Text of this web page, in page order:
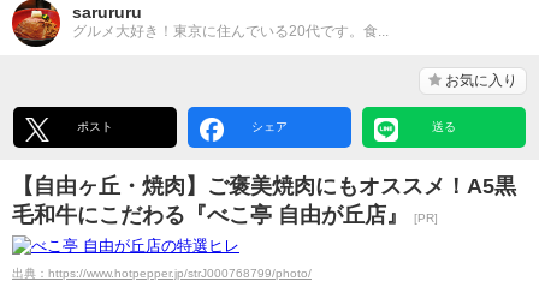
sarururu
グルメ大好き！東京に住んでいる20代です。食...
お気に入り
ポスト シェア 送る
【自由ヶ丘・焼肉】ご褒美焼肉にもオススメ！A5黒
毛和牛にこだわる『べこ亭 自由が丘店』
[PR]
出典：https://www.hotpepper.jp/strJ000768799/photo/